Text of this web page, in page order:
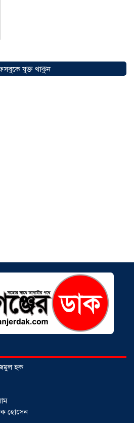
অগ্রযাত্রায় নতুন অধ্যায়, উদ্বোধন হলো ‘শিফা
মোহাম্মদিয়া ফিশারিজ’
০৫ আগস্ট ২০২৬
যুক্ত থাকুন
হক
হোসেন